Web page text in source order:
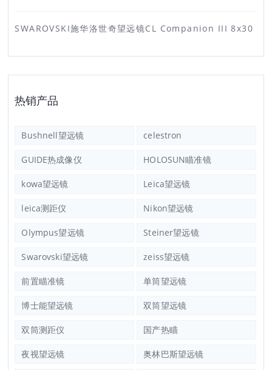
SWAROVSKI施华洛世奇望远镜CL Companion III 8x30
热销产品
Bushnell望远镜 celestron
GUIDE热成像仪 HOLOSUN瞄准镜
kowa望远镜 Leica望远镜
leica测距仪 Nikon望远镜
Olympus望远镜 Steiner望远镜
Swarovski望远镜 zeiss望远镜
前置瞄准镜 单筒望远镜
博士能望远镜 双筒望远镜
双筒测距仪 国产热瞄
夜视望远镜 奥林巴斯望远镜